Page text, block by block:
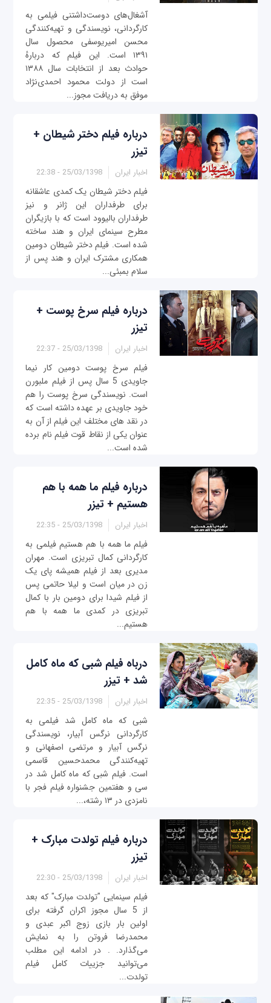
آشغال‌های دوست‌داشتنی فیلمی به
کارگردانی، نویسندگی و تهیه‌کنندگی
محسن امیریوسفی محصول سال
۱۳۹۱ است. این فیلم که دربارهٔ
حوادث بعد از انتخابات سال ۱۳۸۸
است از دولت محمود احمدی‌نژاد
موفق به دریافت مجوز...
درباره فیلم دختر شیطان +
تیزر
اخبار ایران 25/03/1398 - 22:38
فیلم دختر شیطان یک کمدی عاشقانه
برای طرفداران این ژانر و نیز
طرفداران بالیوود است که با بازیگران
مطرح سینمای ایران و هند ساخته
شده است. فیلم دختر شیطان دومین
همکاری مشترک ایران و هند پس از
سلام بمبئی...
درباره فیلم سرخ پوست +
تیزر
اخبار ایران 25/03/1398 - 22:37
فیلم سرخ پوست دومین کار نیما
جاویدی 5 سال پس از فیلم ملبورن
است. نویسندگی سرخ پوست را هم
خود جاویدی بر عهده داشته است که
در نقد های مختلف این فیلم از آن به
عنوان یکی از نقاط قوت فیلم نام برده
شده است...
درباره فیلم ما همه با هم
هستیم + تیزر
اخبار ایران 25/03/1398 - 22:35
فیلم ما همه با هم هستیم فیلمی به
کارگردانی کمال تبریزی است. مهران
مدیری بعد از فیلم همیشه پای یک
زن در میان است و لیلا حاتمی پس
از فیلم شیدا برای دومین بار با کمال
تبریزی در کمدی ما همه با هم
هستیم...
درباه فیلم شبی که ماه کامل
شد + تیزر
اخبار ایران 25/03/1398 - 22:35
شبی که ماه کامل شد فیلمی به
کارگردانی نرگس آبیار، نویسندگی
نرگس آبیار و مرتضی اصفهانی و
تهیه‌کنندگی محمدحسین قاسمی
است. فیلم شبی که ماه کامل شد در
سی و هفتمین جشنواره فیلم فجر با
نامزدی در ۱۳ رشته،...
درباره فیلم تولدت مبارک +
تیزر
اخبار ایران 25/03/1398 - 22:30
فیلم سینمایی "تولدت مبارک" که بعد
از 5 سال مجوز اکران گرفته برای
اولین بار بازی زوج اکبر عبدی و
محمدرضا فروتن را به نمایش
می‌گذارد. . در ادامه این مطلب
می‌توانید جزییات کامل فیلم
تولدت...